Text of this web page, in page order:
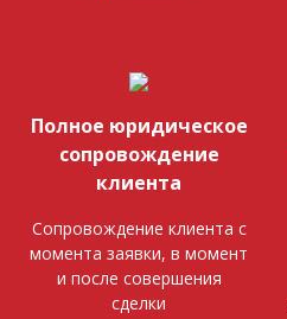
Полное юридическое
сопровождение
клиента
Сопровождение клиента с
момента заявки, в момент
и после совершения
сделки